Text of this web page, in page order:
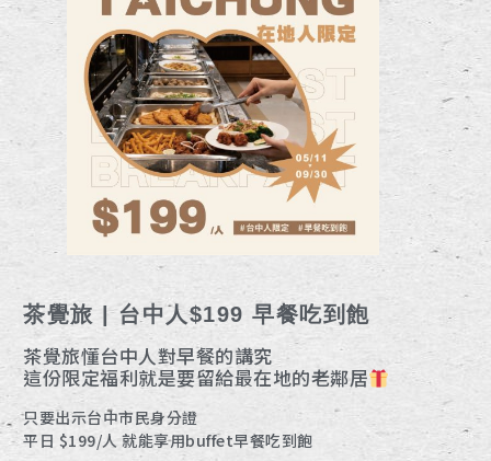
茶覺旅 | 台中人$199 早餐吃到飽
茶覺旅懂台中人對早餐的講究
這份限定福利就是要留給最在地的老鄰居
只要出示台中市民身分證
平日 $199/人 就能享用buffet早餐吃到飽